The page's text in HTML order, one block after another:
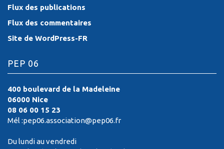
Flux des publications
Flux des commentaires
Site de WordPress-FR
PEP 06
400 boulevard de la Madeleine
06000 Nice
08 06 00 15 23
Mél :pep06.association@pep06.fr
Du lundi au vendredi